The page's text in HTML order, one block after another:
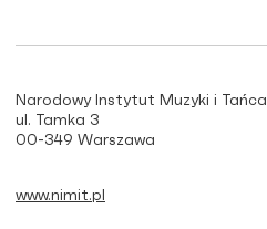
Narodowy Instytut Muzyki i Tańca
ul. Tamka 3
00-349 Warszawa
www.nimit.pl